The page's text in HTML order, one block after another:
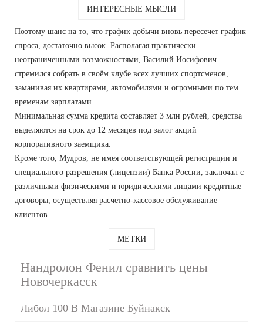
ИНТЕРЕСНЫЕ МЫСЛИ
Поэтому шанс на то, что график добычи вновь пересечет график
спроса, достаточно высок. Располагая практически
неограниченными возможностями, Василий Иосифович
стремился собрать в своём клубе всех лучших спортсменов,
заманивая их квартирами, автомобилями и огромными по тем
временам зарплатами.
Минимальная сумма кредита составляет 3 млн рублей, средства
выделяются на срок до 12 месяцев под залог акций
корпоративного заемщика.
Кроме того, Мудров, не имея соответствующей регистрации и
специального разрешения (лицензии) Банка России, заключал с
различными физическими и юридическими лицами кредитные
договоры, осуществляя расчетно-кассовое обслуживание
клиентов.
МЕТКИ
Нандролон Фенил сравнить цены
Новочеркасск
Либол 100 В Магазине Буйнакск